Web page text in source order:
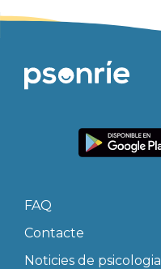
FAQ
Contacte
Noticies de psicologia